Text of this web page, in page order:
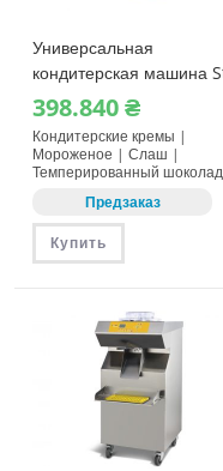
Универсальная
кондитерская машина
RoboCream RT51
398.840₴
Кондитерские кремы |
Мороженое | Слаш |
Темперированный шоколад
Предзаказ
Купить